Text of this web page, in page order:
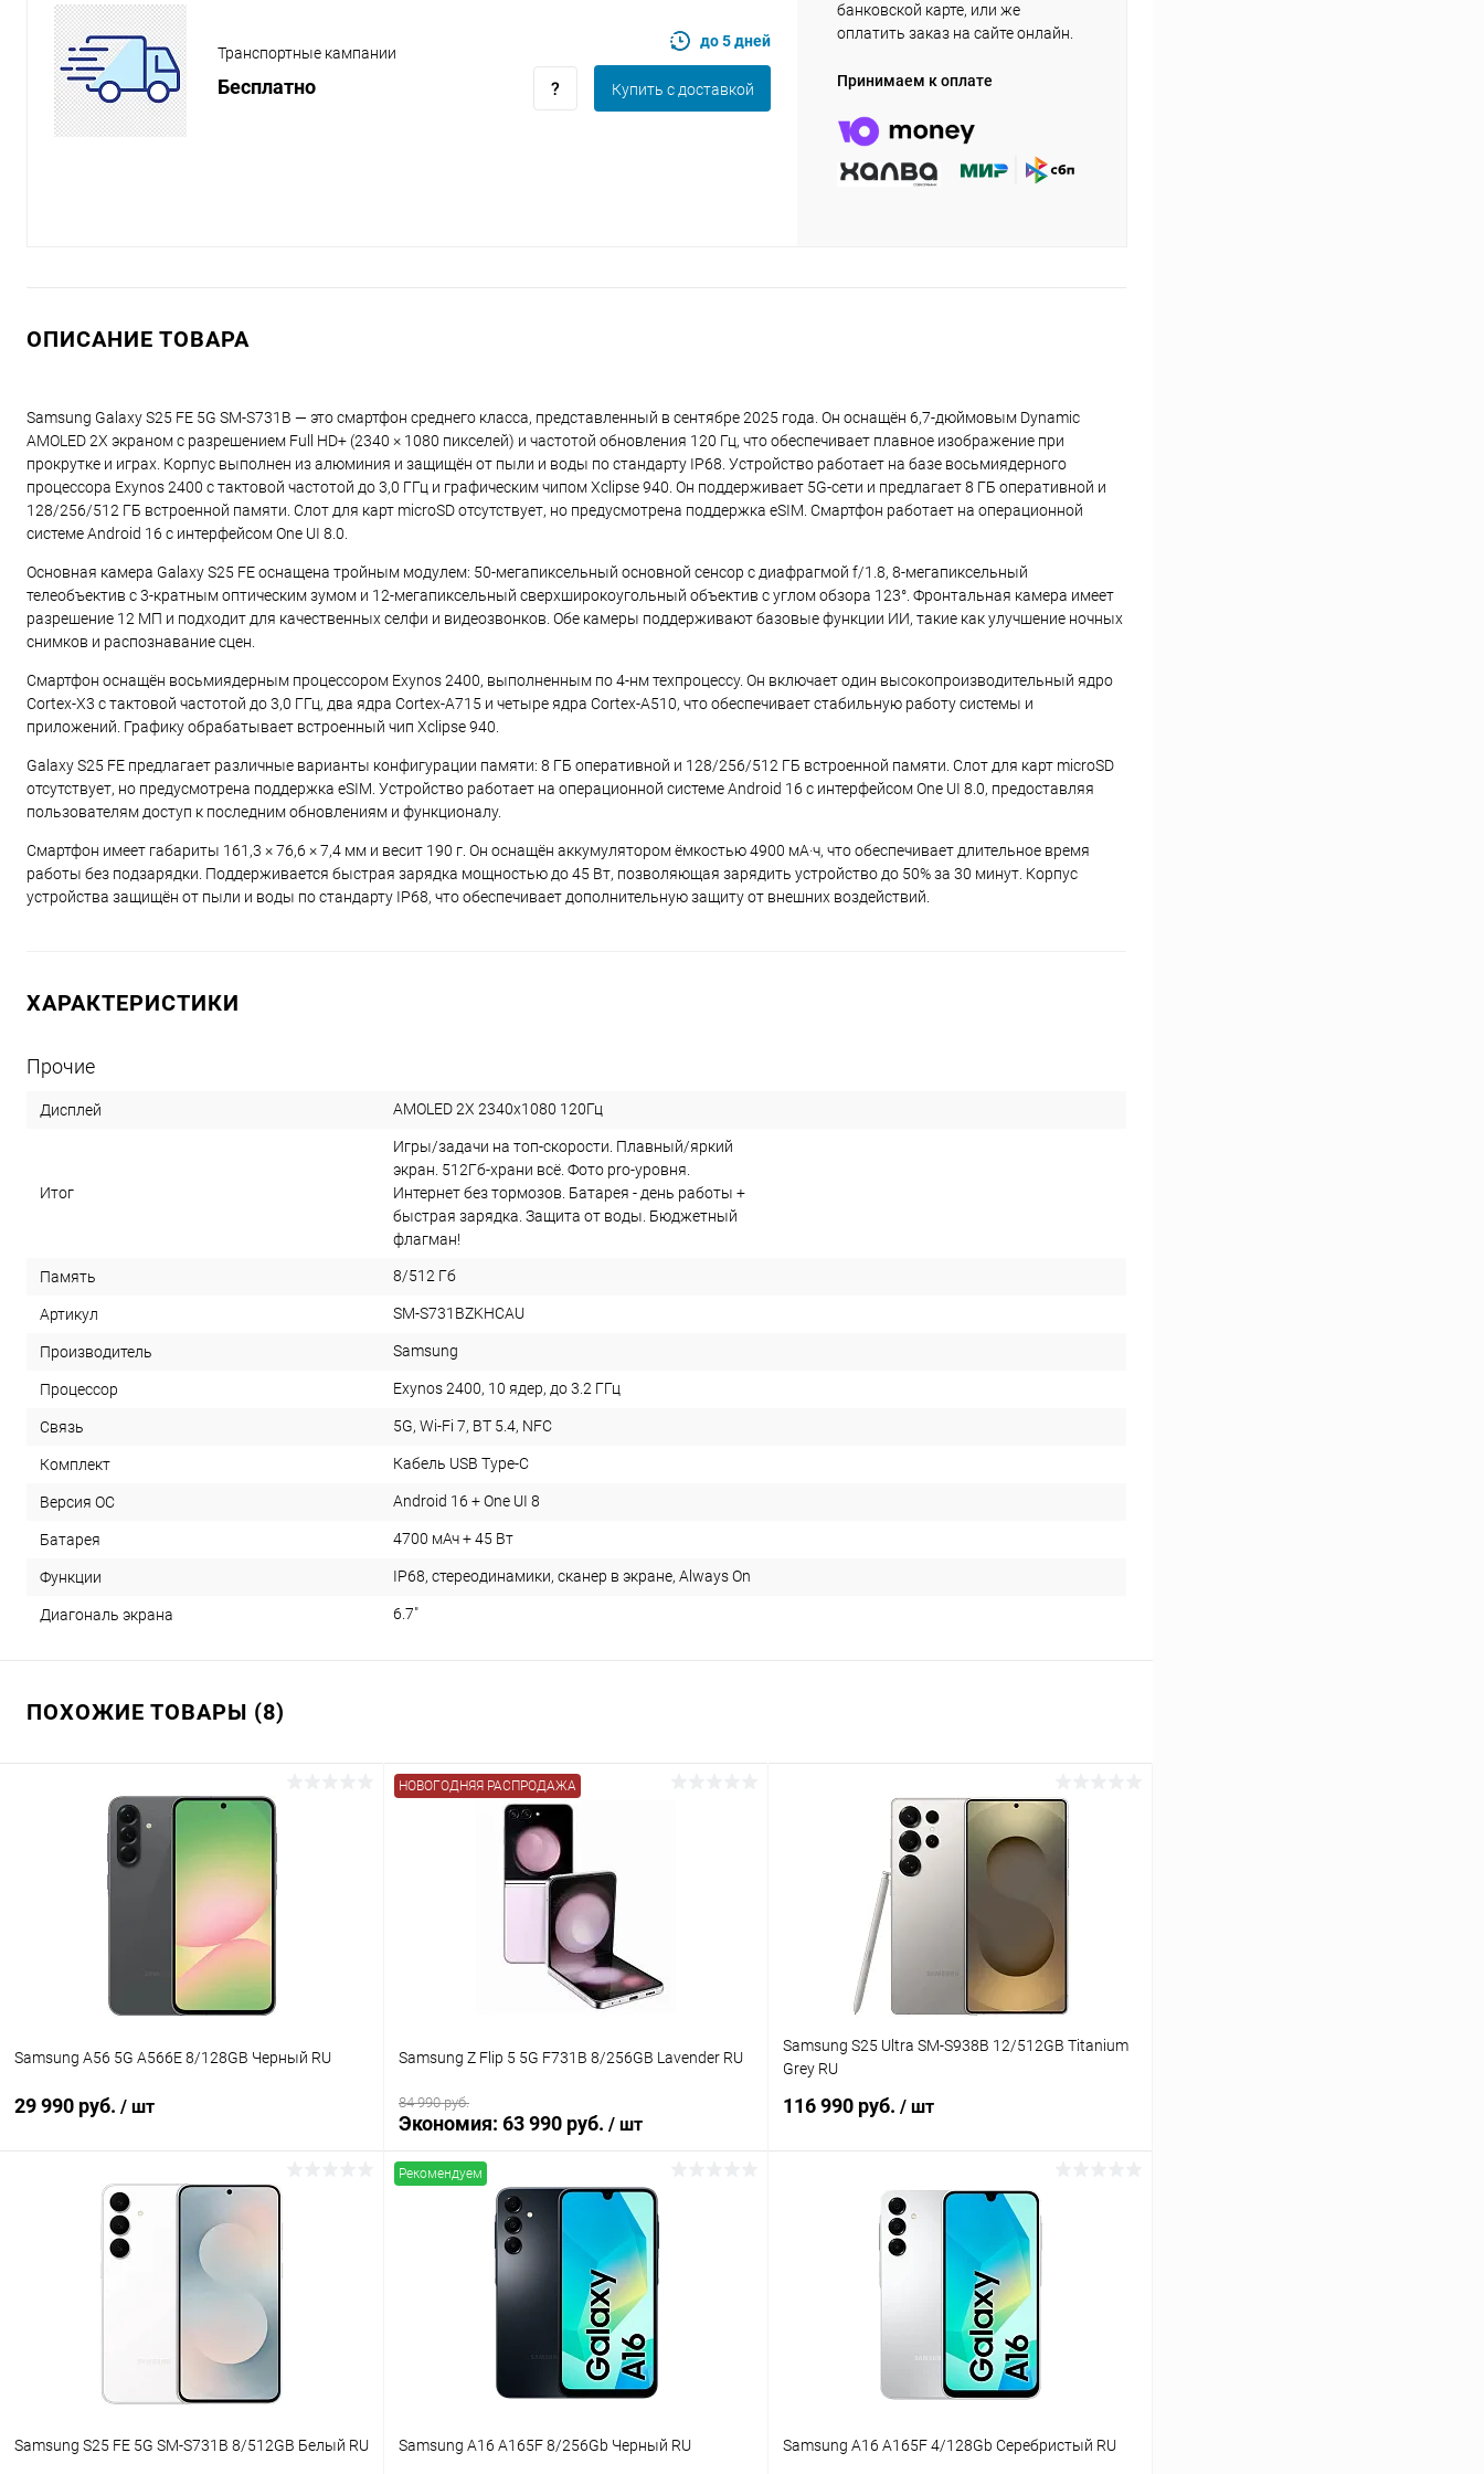
Транспортные кампании
Бесплатно
до 5 дней
Купить c доставкой
банковской карте, или же
оплатить заказ на сайте онлайн.
Принимаем к оплате
ОПИСАНИЕ ТОВАРА
Samsung Galaxy S25 FE 5G SM-S731B — это смартфон среднего класса, представленный в сентябре 2025 года. Он оснащён 6,7-дюймовым Dynamic
AMOLED 2X экраном с разрешением Full HD+ (2340 × 1080 пикселей) и частотой обновления 120 Гц, что обеспечивает плавное изображение при
прокрутке и играх. Корпус выполнен из алюминия и защищён от пыли и воды по стандарту IP68. Устройство работает на базе восьмиядерного
процессора Exynos 2400 с тактовой частотой до 3,0 ГГц и графическим чипом Xclipse 940. Он поддерживает 5G-сети и предлагает 8 ГБ оперативной и
128/256/512 ГБ встроенной памяти. Слот для карт microSD отсутствует, но предусмотрена поддержка eSIM. Смартфон работает на операционной
системе Android 16 с интерфейсом One UI 8.0.
Основная камера Galaxy S25 FE оснащена тройным модулем: 50-мегапиксельный основной сенсор с диафрагмой f/1.8, 8-мегапиксельный
телеобъектив с 3-кратным оптическим зумом и 12-мегапиксельный сверхширокоугольный объектив с углом обзора 123°. Фронтальная камера имеет
разрешение 12 МП и подходит для качественных селфи и видеозвонков. Обе камеры поддерживают базовые функции ИИ, такие как улучшение ночных
снимков и распознавание сцен.
Смартфон оснащён восьмиядерным процессором Exynos 2400, выполненным по 4-нм техпроцессу. Он включает один высокопроизводительный ядро
Cortex-X3 с тактовой частотой до 3,0 ГГц, два ядра Cortex-A715 и четыре ядра Cortex-A510, что обеспечивает стабильную работу системы и
приложений. Графику обрабатывает встроенный чип Xclipse 940.
Galaxy S25 FE предлагает различные варианты конфигурации памяти: 8 ГБ оперативной и 128/256/512 ГБ встроенной памяти. Слот для карт microSD
отсутствует, но предусмотрена поддержка eSIM. Устройство работает на операционной системе Android 16 с интерфейсом One UI 8.0, предоставляя
пользователям доступ к последним обновлениям и функционалу.
Смартфон имеет габариты 161,3 × 76,6 × 7,4 мм и весит 190 г. Он оснащён аккумулятором ёмкостью 4900 мА·ч, что обеспечивает длительное время
работы без подзарядки. Поддерживается быстрая зарядка мощностью до 45 Вт, позволяющая зарядить устройство до 50% за 30 минут. Корпус
устройства защищён от пыли и воды по стандарту IP68, что обеспечивает дополнительную защиту от внешних воздействий.
ХАРАКТЕРИСТИКИ
Прочие
Дисплей AMOLED 2X 2340x1080 120Гц
Итог
Игры/задачи на топ-скорости. Плавный/яркий
экран. 512Гб-храни всё. Фото pro-уровня.
Интернет без тормозов. Батарея - день работы +
быстрая зарядка. Защита от воды. Бюджетный
флагман!
Память 8/512 Гб
Артикул SM-S731BZKHCAU
Производитель Samsung
Процессор Exynos 2400, 10 ядер, до 3.2 ГГц
Связь 5G, Wi-Fi 7, BT 5.4, NFC
Комплект Кабель USB Type-C
Версия ОС Android 16 + One UI 8
Батарея 4700 мАч + 45 Вт
Функции IP68, стереодинамики, сканер в экране, Always On
Диагональ экрана 6.7"
ПОХОЖИЕ ТОВАРЫ (8)
Samsung A56 5G A566E 8/128GB Черный RU
29 990 руб. / шт
В корзину
К сравнению
НОВОГОДНЯЯ РАСПРОДАЖА
Samsung Z Flip 5 5G F731B 8/256GB Lavender RU
84 990 руб.
Экономия: 63 990 руб. / шт
В корзину
К сравнению
В избранное В наличии
Samsung S25 Ultra SM-S938B 12/512GB Titanium
Grey RU
116 990 руб. / шт
В корзину
К сравнению
В избранное В наличии
Samsung S25 FE 5G SM-S731B 8/512GB Белый RU
Рекомендуем
Samsung A16 A165F 8/256Gb Черный RU Samsung A16 A165F 4/128Gb Серебристый RU
plait.ru